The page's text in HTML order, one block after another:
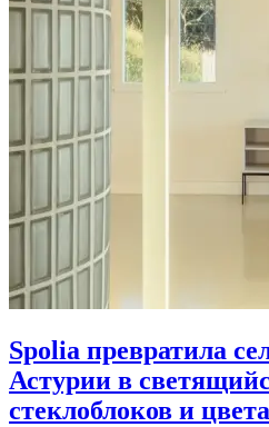
Spolia превратила
Астурии в
стеклоблоков и цвета